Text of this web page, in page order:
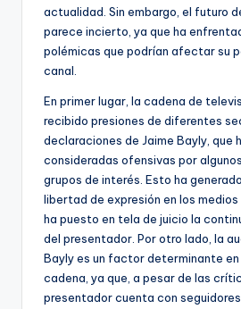
actualidad. Sin embargo, el futuro
parece incierto, ya que ha
polémicas que podrían afectar su
canal.
En primer lugar, la cadena de
recibido presiones de diferentes
declaraciones de Jaime Bayly, que
consideradas ofensivas por
grupos de interés. Esto ha
libertad de expresión en los
ha puesto en tela de juicio la
del presentador. Por otro lado, la
Bayly es un factor determinante en
cadena, ya que, a pesar de las
presentador cuenta con